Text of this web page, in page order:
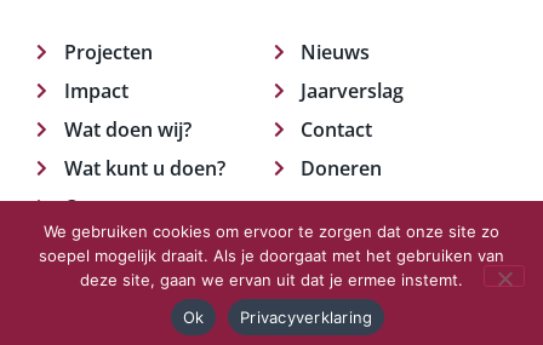
Projecten
Impact
Wat doen wij?
Wat kunt u doen?
Over ons
Nieuws
Jaarverslag
Contact
Doneren
© 2023 Solidair met India. Privacyverklaring
We gebruiken cookies om ervoor te zorgen dat onze site zo
soepel mogelijk draait. Als je doorgaat met het gebruiken van
deze site, gaan we ervan uit dat je ermee instemt.
Ok
Privacyverklaring